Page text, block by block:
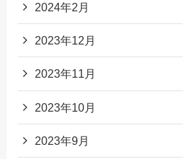
2024年2月
2023年12月
2023年11月
2023年10月
2023年9月